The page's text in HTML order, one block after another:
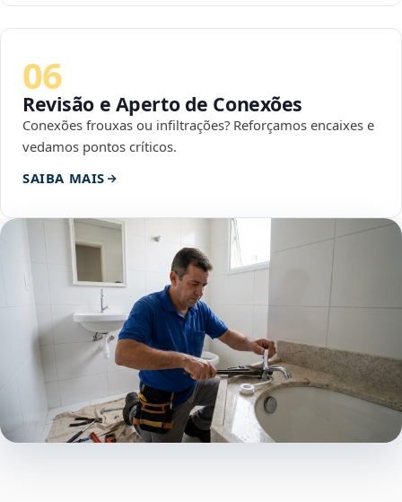
06
Revisão e Aperto de Conexões
Conexões frouxas ou infiltrações? Reforçamos encaixes e
vedamos pontos críticos.
SAIBA MAIS